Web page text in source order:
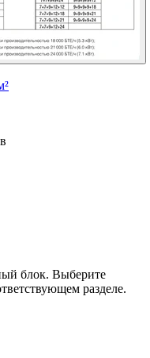
блок. Выберите
разделе.